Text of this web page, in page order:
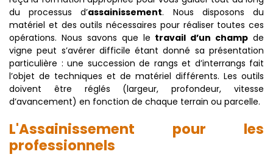
du processus d’assainissement. Nous disposons du
matériel et des outils nécessaires pour réaliser toutes ces
opérations. Nous savons que le travail d’un champ de
vigne peut s’avérer difficile étant donné sa présentation
particulière : une succession de rangs et d’interrangs fait
l’objet de techniques et de matériel différents. Les outils
doivent être réglés (largeur, profondeur, vitesse
d’avancement) en fonction de chaque terrain ou parcelle.
L'Assainissement pour les
professionnels